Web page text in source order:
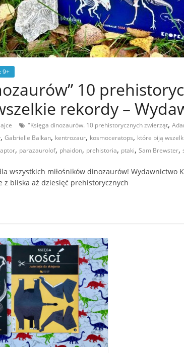
9+
10
rekordy –
"Księga dinozaurów. 10 prehistorycznych zwierząt,
, Gabrielle Balkan, kentrozaur, kosmoceratops, które biją
, parazaurolof, phaidon, prehistoria, ptaki, Sam Brewster,
wszystkich miłośników dinozaurów! Wydawnictwo
z bliska aż dziesięć prehistorycznych